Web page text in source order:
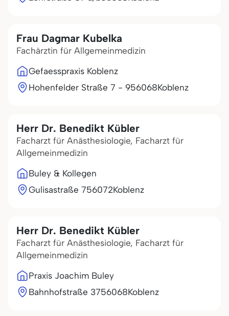
Frau Dagmar Kubelka
Fachärztin für Allgemeinmedizin
Gefaesspraxis Koblenz
Hohenfelder Straße 7 - 956068Koblenz
Herr Dr. Benedikt Kübler
Facharzt für Anästhesiologie, Facharzt für
Allgemeinmedizin
Buley & Kollegen
Gulisastraße 756072Koblenz
Herr Dr. Benedikt Kübler
Facharzt für Anästhesiologie, Facharzt für
Allgemeinmedizin
Praxis Joachim Buley
Bahnhofstraße 3756068Koblenz